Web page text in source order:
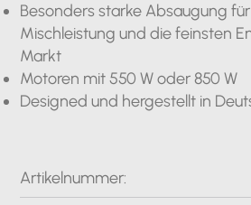
Besonders starke Absaugung
Mischleistung und die feinsten
Markt
Motoren mit 550 W oder 850 W
Designed und hergestellt in
Artikelnummer: